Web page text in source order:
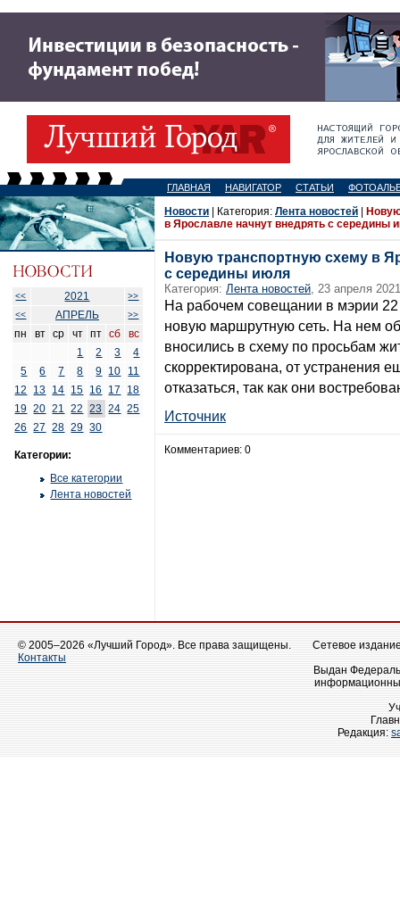
ГЛАВНАЯ НАВИГАТОР СТАТЬИ
<< 2021
>>
<<
АПРЕЛЬ >>
пн вт ср чт пт сб
вс
1
2 3
4
5
6 7 8 9 10
11
12
13 14 15 16 17
18
19 20 21 22 23 24 25
26
27 28 29 30
Категории:
Все категории
Лента новостей
Новости | Категория: Лента новостей
в Ярославле начнут внедрять с середины
Новую транспортную схему в
с середины июля
Категория: Лента новостей, 23 апреля
На рабочем совещании в мэрии
новую маршрутную сеть. На нем
вносились в схему по просьбам
скорректирована, от устранения
отказаться, так как они
Источник
Комментариев: 0
© 2005–2026 «Лучший Город». Все права защищены.
Контакты
Сетевое
Выдан
Редакция: